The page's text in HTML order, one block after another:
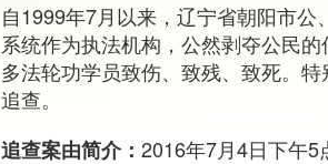
自1999年7月以来，辽宁省朝阳市公
系统作为执法机构，公然剥夺公民
多法轮功学员致伤、致残、致死。
追查。
追查案由简介： 2016年7月4日下午5